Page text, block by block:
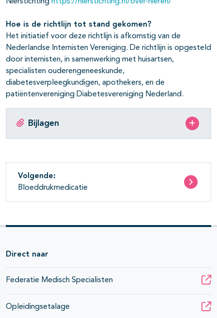
Hoe is de richtlijn tot stand gekomen?
Het initiatief voor deze richtlijn is afkomstig van de
Nederlandse Internisten Vereniging. De richtlijn is opgesteld
door internisten, in samenwerking met huisartsen,
specialisten ouderengeneeskunde,
diabetesverpleegkundigen, apothekers, en de
patiëntenvereniging Diabetesvereniging Nederland.
Bijlagen
Volgende:
Bloeddrukmedicatie
Direct naar
Federatie Medisch Specialisten
Opleidingsetalage